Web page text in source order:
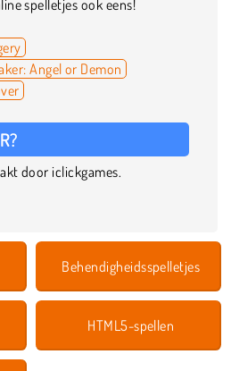
spelletjes ook eens!
Angel or Demon
door iclickgames.
Behendigheidsspelletjes
HTML5-spellen